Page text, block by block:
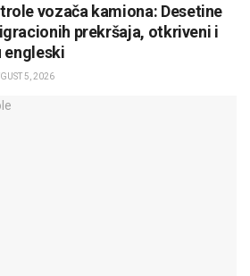
vozača kamiona: Desetine
prekršaja, otkriveni i
engleski
5, 2026